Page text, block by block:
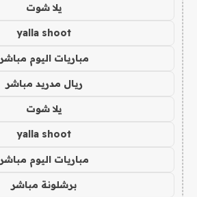
يلا شوت
yalla shoot
مباريات اليوم مباشر
ريال مدريد مباشر
يلا شوت
yalla shoot
مباريات اليوم مباشر
برشلونة مباشر